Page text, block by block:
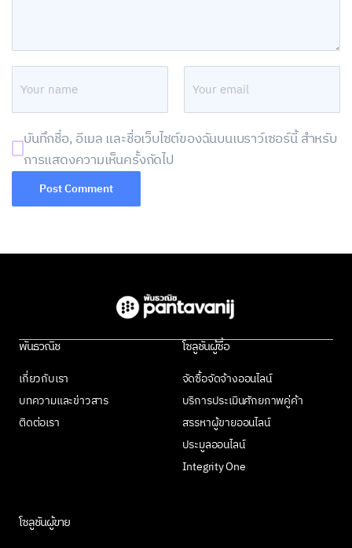
บันทึกชื่อ, อีเมล และชื่อเว็บไซต์ของฉันบนเบราว์เซอร์นี้ สำหรับ
การแสดงความเห็นครั้งถัดไป
พันธวณิช
เกี่ยวกับเรา
บทความและข่าวสาร
ติดต่อเรา
โซลูชันผู้ซื้อ
จัดซื้อจัดจ้างออนไลน์
บริการประเมินศักยภาพคู่ค้า
สรรหาผู้ขายออนไลน์
ประมูลออนไลน์
Integrity One
โซลูชันผู้ขาย